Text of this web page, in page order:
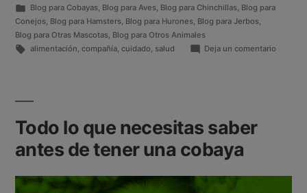
Blog para Cobayas, Blog para Aves, Blog para Chinchillas, Blog para
Conejos, Blog para Hamsters, Blog para Hurones, Blog para Jerbos,
Blog para Otras Mascotas, Blog para Otros Animales
alimentación, compañía, cuidado, salud Deja un comentario
Todo lo que necesitas saber
antes de tener una cobaya